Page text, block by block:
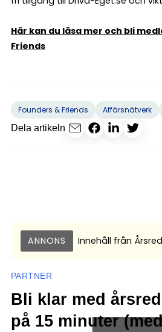
Här kan du läsa mer och bli
Friends
Founders & Friends Affärsnätverk
Dela artikeln
ANNONS Innehåll från
PARTNER
Bli klar med
på 15 minuter